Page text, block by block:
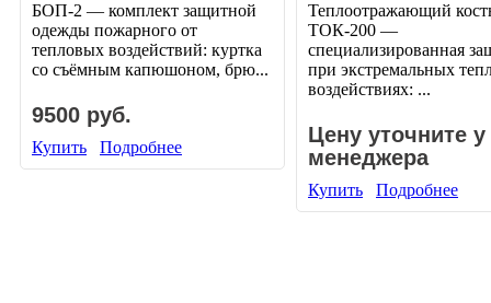
БОП-2 — комплект защитной
одежды пожарного от
тепловых воздействий: куртка
со съёмным капюшоном, брю...
9500 руб.
Купить Подробнее
Теплоотражающий
ТОК-200 —
специализированная
при экстремальных
воздействиях: ...
Цену уточните у
менеджера
Купить Подробнее